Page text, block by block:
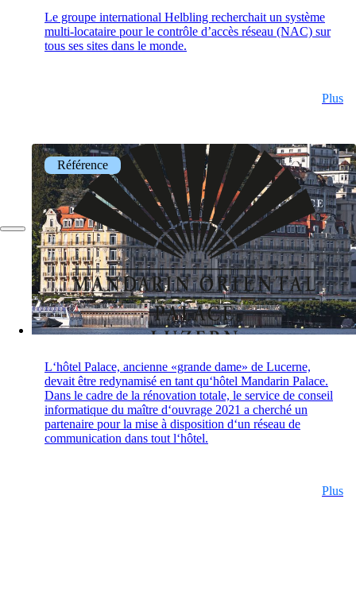
Support
EN
FR
Le groupe international Helbling recherchait un système
multi-locataire pour le contrôle d’accès réseau (NAC) sur
tous ses sites dans le monde.
Plus
Référence
L‘hôtel Palace, ancienne «grande dame» de Lucerne,
devait être redynamisé en tant qu‘hôtel Mandarin Palace.
Dans le cadre de la rénovation totale, le service de conseil
informatique du maître d‘ouvrage 2021 a cherché un
partenaire pour la mise à disposition d‘un réseau de
communication dans tout l‘hôtel.
Plus